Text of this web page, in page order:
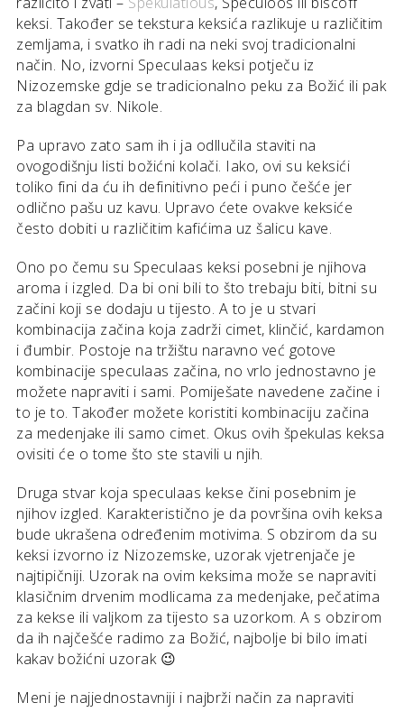
keksi. Također se tekstura keksića razlikuje u različitim
zemljama, i svatko ih radi na neki svoj tradicionalni
način. No, izvorni Speculaas keksi potječu iz
Nizozemske gdje se tradicionalno peku za Božić ili pak
za blagdan sv. Nikole.
Pa upravo zato sam ih i ja odllučila staviti na
ovogodišnju listi božićni kolači. Iako, ovi su keksići
toliko fini da ću ih definitivno peći i puno češće jer
odlično pašu uz kavu. Upravo ćete ovakve keksiće
često dobiti u različitim kafićima uz šalicu kave.
Ono po čemu su Speculaas keksi posebni je njihova
aroma i izgled. Da bi oni bili to što trebaju biti, bitni su
začini koji se dodaju u tijesto. A to je u stvari
kombinacija začina koja zadrži cimet, klinčić, kardamon
i đumbir. Postoje na tržištu naravno već gotove
kombinacije speculaas začina, no vrlo jednostavno je
možete napraviti i sami. Pomiješate navedene začine i
to je to. Također možete koristiti kombinaciju začina
za medenjake ili samo cimet. Okus ovih špekulas keksa
ovisiti će o tome što ste stavili u njih.
Druga stvar koja speculaas kekse čini posebnim je
njihov izgled. Karakteristično je da površina ovih keksa
bude ukrašena određenim motivima. S obzirom da su
keksi izvorno iz Nizozemske, uzorak vjetrenjače je
najtipičniji. Uzorak na ovim keksima može se napraviti
klasičnim drvenim modlicama za medenjake, pečatima
za kekse ili valjkom za tijesto sa uzorkom. A s obzirom
da ih najčešće radimo za Božić, najbolje bi bilo imati
kakav božićni uzorak 😉
Meni je najjednostavniji i najbrži način za napraviti